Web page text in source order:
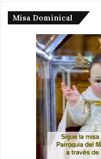
Misa Dominical